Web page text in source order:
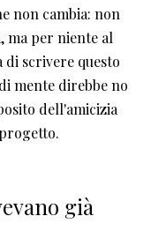
non cambia: non
ma per niente al
di scrivere questo
mente direbbe no
dell'amicizia
già